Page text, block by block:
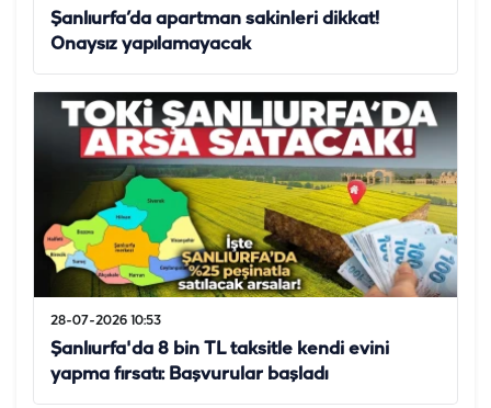
Şanlıurfa’da apartman sakinleri dikkat!
Onaysız yapılamayacak
28-07-2026 10:53
Şanlıurfa'da 8 bin TL taksitle kendi evini
yapma fırsatı: Başvurular başladı